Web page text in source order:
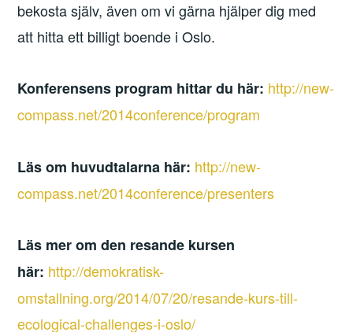
bekosta själv, även om vi gärna hjälper dig med
att hitta ett billigt boende i Oslo.
Konferensens program hittar du här: http://new-
compass.net/2014conference/program
Läs om huvudtalarna här: http://new-
compass.net/2014conference/presenters
Läs mer om den resande kursen
här: http://demokratisk-
omstallning.org/2014/07/20/resande-kurs-till-
ecological-challenges-i-oslo/